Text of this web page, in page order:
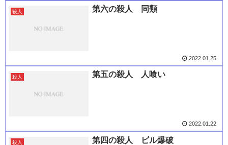
殺人 第六の殺人 同類
2022.01.25
殺人 第五の殺人 人喰い
2022.01.22
殺人 第四の殺人 ビル爆破